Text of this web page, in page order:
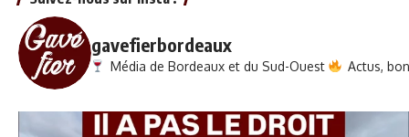
gavefierbordeaux
Média de Bordeaux et du Sud-Ouest Actus,